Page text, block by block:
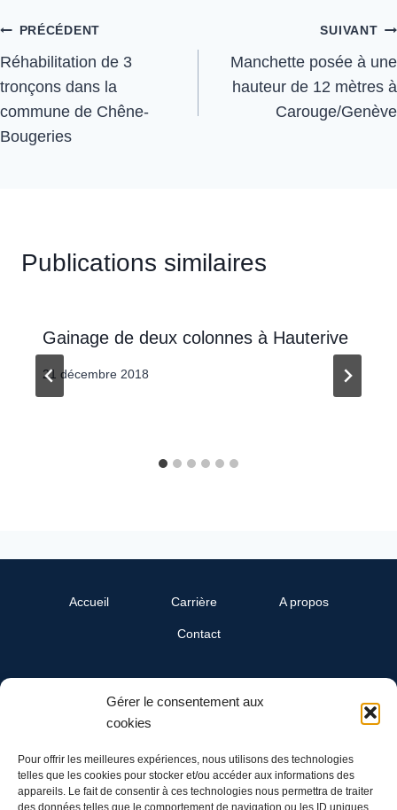
Gérer le consentement aux
cookies
Pour offrir les meilleures expériences, nous utilisons des technologies
telles que les cookies pour stocker et/ou accéder aux informations des
appareils. Le fait de consentir à ces technologies nous permettra de traiter
des données telles que le comportement de navigation ou les ID uniques
PRÉCÉDENT
Réhabilitation de 3
tronçons dans la
commune de Chêne-
Bougeries
SUIVANT
Manchette posée à une
hauteur de 12 mètres à
Carouge/Genève
Publications similaires
Gainage de deux colonnes à Hauterive
21 décembre 2018
Accueil Carrière A propos
Contact
SwissReline
Un département Cand-Landi SA
1422 Grandson
Tél: 024 445 00 90